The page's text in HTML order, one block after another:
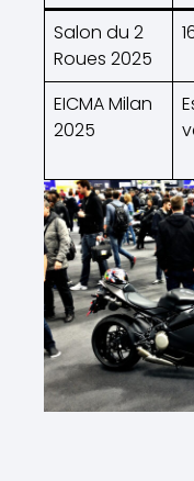
Salon du 2
Roues 2025
EICMA Milan
2025